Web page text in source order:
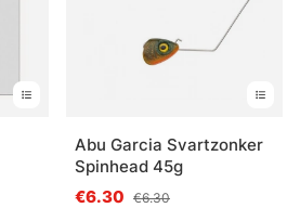
Abu Garcia Svartzonker
Spinhead 45g
€6.30 €6.30